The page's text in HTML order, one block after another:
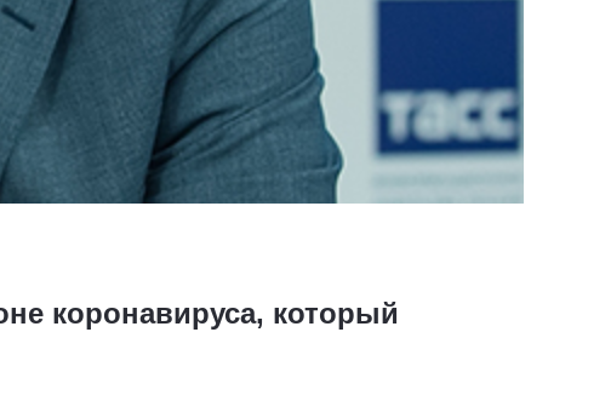
коронавируса, который